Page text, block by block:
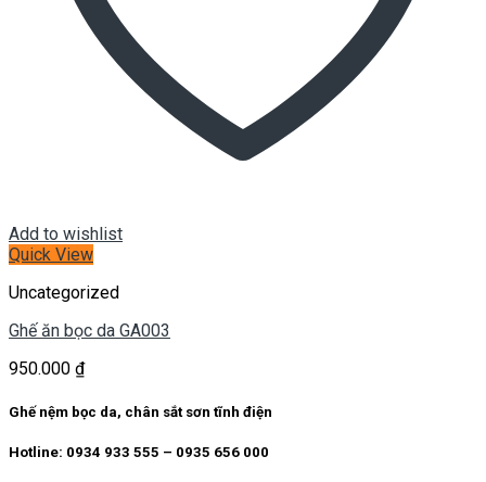
Add to wishlist
Quick View
Uncategorized
Ghế ăn bọc da GA003
950.000 ₫
Ghế nệm bọc da, chân sắt sơn tĩnh điện
Hotline: 0934 933 555 – 0935 656 000